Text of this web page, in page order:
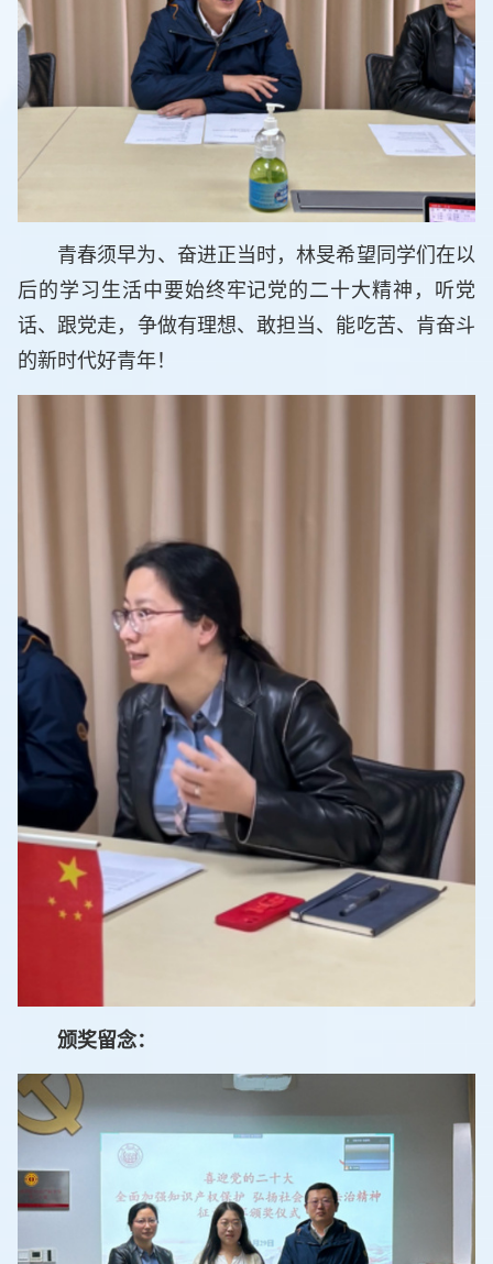
青春须早为、奋进正当时，林旻希望同学们在以
后的学习生活中要始终牢记党的二十大精神，听党
话、跟党走，争做有理想、敢担当、能吃苦、肯奋斗
的新时代好青年！
颁奖留念：